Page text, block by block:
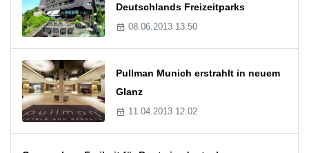
Deutschlands Freizeitparks
08.06.2013 13:50
Pullman Munich erstrahlt in neuem
Glanz
11.04.2013 12:02